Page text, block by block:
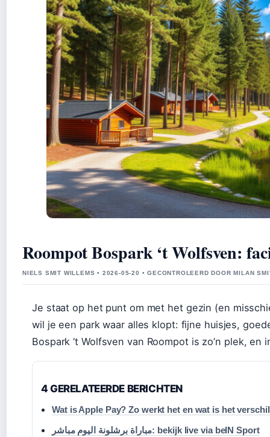
Roompot Bospark ‘t Wolfsven:
NIELS SMIT WILLEMS • 2026-05-20 • GECONTROLEERD DOOR MILAN
Je staat op het punt om met het gezin (en
wil je een park waar alles klopt: fijne huisjes,
Bospark ‘t Wolfsven van Roompot is zo’n plek,
4 GERELATEERDE BERICHTEN
Wat is Apple Pay? Zo werkt het en wat is het
مباراة برشلونة اليوم مباشر: bekijk live via beIN Sport